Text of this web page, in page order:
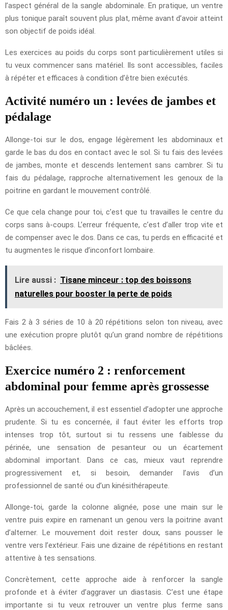
l’aspect général de la sangle abdominale. En pratique, un ventre
plus tonique paraît souvent plus plat, même avant d’avoir atteint
son objectif de poids idéal.
Les exercices au poids du corps sont particulièrement utiles si
tu veux commencer sans matériel. Ils sont accessibles, faciles
à répéter et efficaces à condition d’être bien exécutés.
Activité numéro un : levées de jambes et
pédalage
Allonge-toi sur le dos, engage légèrement les abdominaux et
garde le bas du dos en contact avec le sol. Si tu fais des levées
de jambes, monte et descends lentement sans cambrer. Si tu
fais du pédalage, rapproche alternativement les genoux de la
poitrine en gardant le mouvement contrôlé.
Ce que cela change pour toi, c’est que tu travailles le centre du
corps sans à-coups. L’erreur fréquente, c’est d’aller trop vite et
de compenser avec le dos. Dans ce cas, tu perds en efficacité et
tu augmentes le risque d’inconfort lombaire.
Lire aussi : Tisane minceur : top des boissons
naturelles pour booster la perte de poids
Fais 2 à 3 séries de 10 à 20 répétitions selon ton niveau, avec
une exécution propre plutôt qu’un grand nombre de répétitions
bâclées.
Exercice numéro 2 : renforcement
abdominal pour femme après grossesse
Après un accouchement, il est essentiel d’adopter une approche
prudente. Si tu es concernée, il faut éviter les efforts trop
intenses trop tôt, surtout si tu ressens une faiblesse du
périnée, une sensation de pesanteur ou un écartement
abdominal important. Dans ce cas, mieux vaut reprendre
progressivement et, si besoin, demander l’avis d’un
professionnel de santé ou d’un kinésithérapeute.
Allonge-toi, garde la colonne alignée, pose une main sur le
ventre puis expire en ramenant un genou vers la poitrine avant
d’alterner. Le mouvement doit rester doux, sans pousser le
ventre vers l’extérieur. Fais une dizaine de répétitions en restant
attentive à tes sensations.
Concrètement, cette approche aide à renforcer la sangle
profonde et à éviter d’aggraver un diastasis. C’est une étape
importante si tu veux retrouver un ventre plus ferme sans